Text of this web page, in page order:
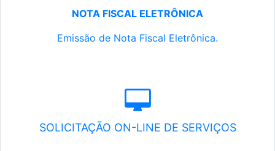
NOTA FISCAL ELETRÔNICA
Emissão de Nota Fiscal Eletrônica.
SOLICITAÇÃO ON-LINE DE SERVIÇOS